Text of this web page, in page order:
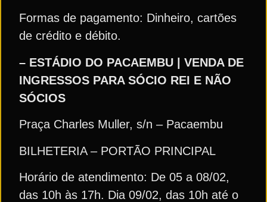
Formas de pagamento: Dinheiro, cartões
de crédito e débito.
– ESTÁDIO DO PACAEMBU | VENDA DE
INGRESSOS PARA SÓCIO REI E NÃO
SÓCIOS
Praça Charles Muller, s/n – Pacaembu
BILHETERIA – PORTÃO PRINCIPAL
Horário de atendimento: De 05 a 08/02,
das 10h às 17h. Dia 09/02, das 10h até o